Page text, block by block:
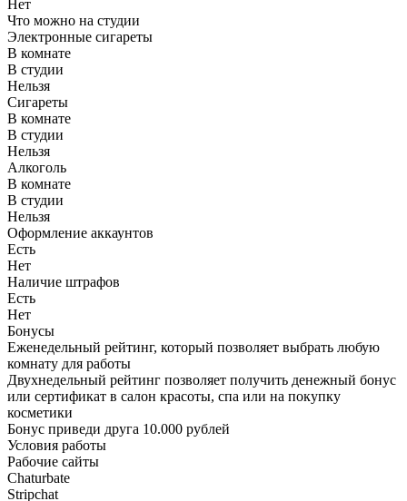
Нет
Что можно на студии
Электронные сигареты
В комнате
В студии
Нельзя
Сигареты
В комнате
В студии
Нельзя
Алкоголь
В комнате
В студии
Нельзя
Оформление аккаунтов
Есть
Нет
Наличие штрафов
Есть
Нет
Бонусы
Еженедельный рейтинг, который позволяет выбрать любую
комнату для работы
Двухнедельный рейтинг позволяет получить денежный бонус
или сертификат в салон красоты, спа или на покупку
косметики
Бонус приведи друга 10.000 рублей
Условия работы
Рабочие сайты
Chaturbate
Stripchat